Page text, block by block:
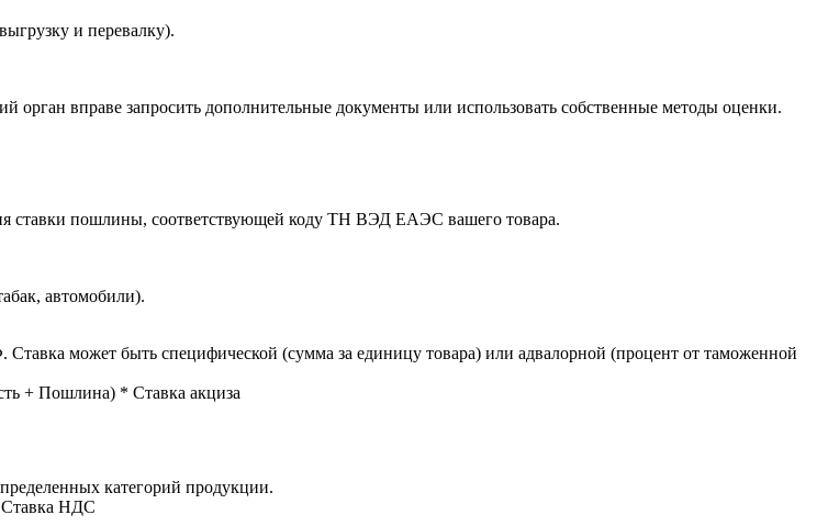
и перевалку).
вправе запросить дополнительные документы или использовать собственные методы оценки.
пошлины, соответствующей коду ТН ВЭД ЕАЭС вашего товара.
автомобили).
может быть специфической (сумма за единицу товара) или адвалорной (процент от таможенной
+ Пошлина) * Ставка акциза
категорий продукции.
Ставка НДС